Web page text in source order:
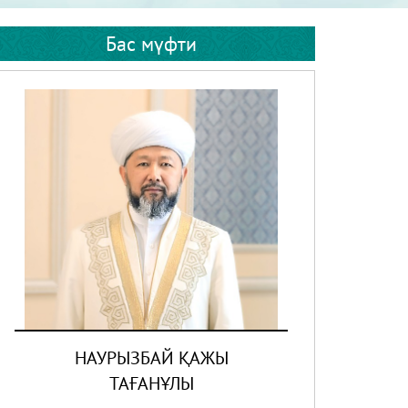
Бас мүфти
НАУРЫЗБАЙ ҚАЖЫ
ТАҒАНҰЛЫ